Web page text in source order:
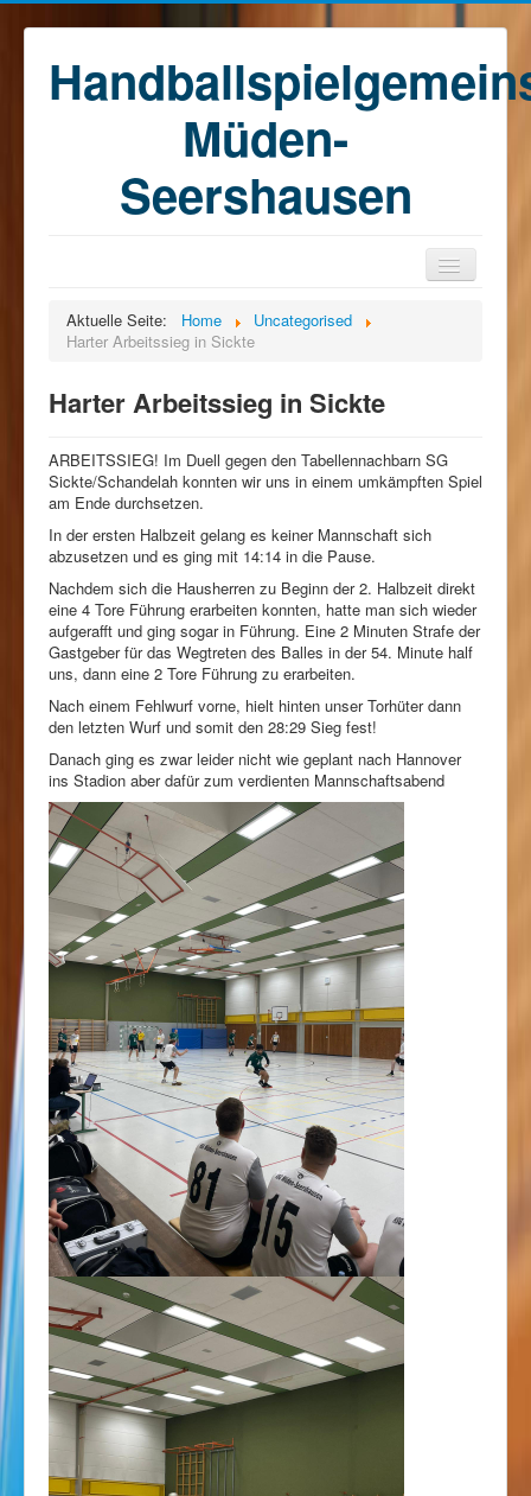
Müden-
Seershausen
Teams
Förderkreis
Sponsoren
Aktuelle Seite: Home
Uncategorised
Harter Arbeitssieg in Sickte
Harter Arbeitssieg in Sickte
ARBEITSSIEG! Im Duell gegen den Tabellennachbarn SG
Sickte/Schandelah konnten wir uns in einem umkämpften Spiel
am Ende durchsetzen.
In der ersten Halbzeit gelang es keiner Mannschaft sich
abzusetzen und es ging mit 14:14 in die Pause.
Nachdem sich die Hausherren zu Beginn der 2. Halbzeit direkt
eine 4 Tore Führung erarbeiten konnten, hatte man sich wieder
aufgerafft und ging sogar in Führung. Eine 2 Minuten Strafe der
Gastgeber für das Wegtreten des Balles in der 54. Minute half
uns, dann eine 2 Tore Führung zu erarbeiten.
Nach einem Fehlwurf vorne, hielt hinten unser Torhüter dann
den letzten Wurf und somit den 28:29 Sieg fest!
Danach ging es zwar leider nicht wie geplant nach Hannover
ins Stadion aber dafür zum verdienten Mannschaftsabend